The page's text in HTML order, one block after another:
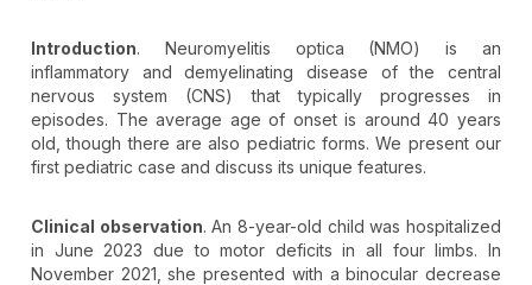
Introduction. Neuromyelitis optica (NMO) is an
inflammatory and demyelinating disease of the central
nervous system (CNS) that typically progresses in
episodes. The average age of onset is around 40 years
old, though there are also pediatric forms. We present our
first pediatric case and discuss its unique features.
Clinical observation. An 8-year-old child was hospitalized
in June 2023 due to motor deficits in all four limbs. In
November 2021, she presented with a binocular decrease